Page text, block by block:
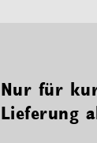
Nur für
Lieferung